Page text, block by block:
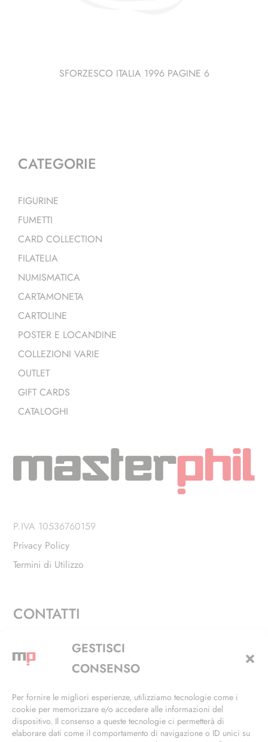
GESTISCI
CONSENSO
Per fornire le migliori esperienze, utilizziamo tecnologie come i
cookie per memorizzare e/o accedere alle informazioni del
dispositivo. Il consenso a queste tecnologie ci permetterà di
elaborare dati come il comportamento di navigazione o ID unici su
SFORZESCO ITALIA 1996 PAGINE 6
CATEGORIE
FIGURINE
FUMETTI
CARD COLLECTION
FILATELIA
NUMISMATICA
CARTAMONETA
CARTOLINE
POSTER E LOCANDINE
COLLEZIONI VARIE
OUTLET
GIFT CARDS
CATALOGHI
P.IVA 10536760159
Privacy Policy
Termini di Utilizzo
CONTATTI
Via Alfieri, 27 - Trezzano Sul Naviglio (MI)
+39 02 4846 3155
info@masterphil.it